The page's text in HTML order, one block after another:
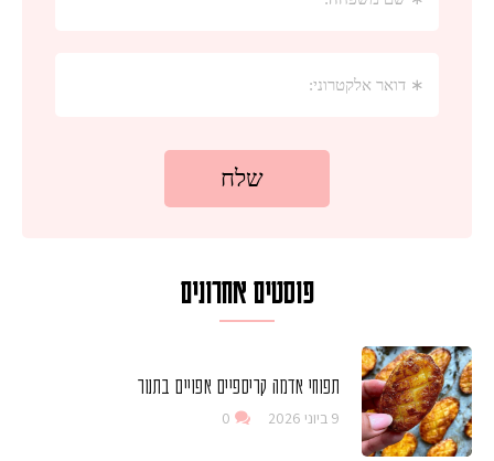
פוסטים אחרונים
תפוחי אדמה קריספיים אפויים בתנור
9 ביוני 2026 0